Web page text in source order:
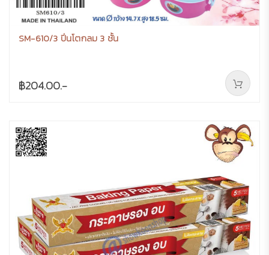
SM-610/3 ปิ่นโตกลม 3 ชั้น
฿204.00.-